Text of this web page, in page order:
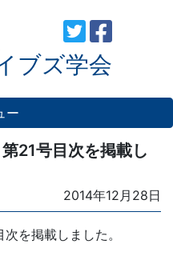
ブズ学会
ー
21号目次を掲載し
Posted
on
2014年12月28日
を掲載しました。